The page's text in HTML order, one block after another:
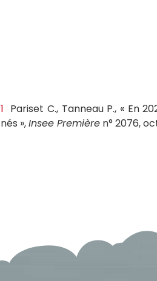
1 Pariset C., Tanneau P., « En
nés »,Insee Première n° 2076,